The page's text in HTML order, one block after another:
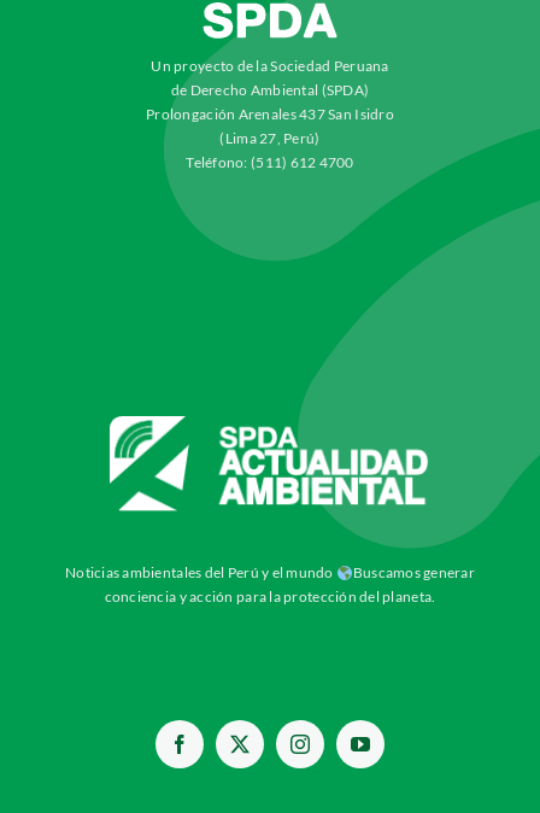
Un proyecto de la Sociedad Peruana
de Derecho Ambiental (SPDA)
Prolongación Arenales 437 San Isidro
(Lima 27, Perú)
Teléfono: (511) 612 4700
Noticias ambientales del Perú y el mundo
Buscamos generar
conciencia y acción para la protección del planeta.